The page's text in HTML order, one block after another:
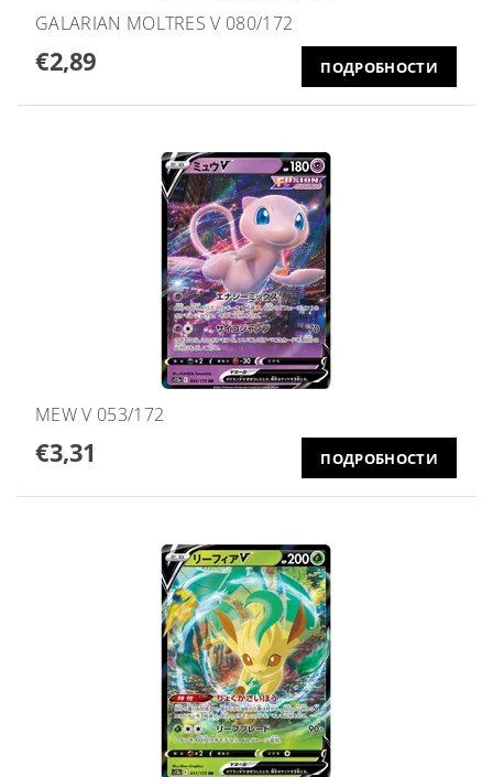
GALARIAN MOLTRES V 080/172
€2,89 ПОДРОБНОСТИ
MEW V 053/172
€3,31 ПОДРОБНОСТИ